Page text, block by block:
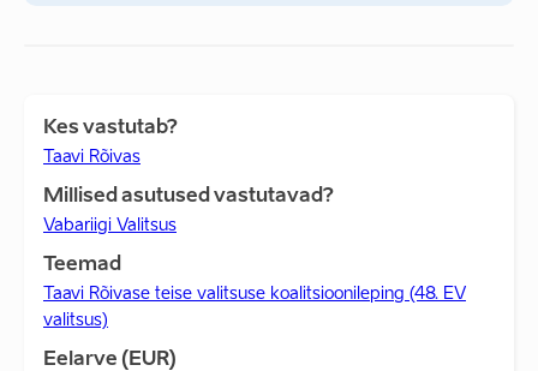
Kes vastutab?
Taavi Rõivas
Millised asutused vastutavad?
Vabariigi Valitsus
Teemad
Taavi Rõivase teise valitsuse koalitsioonileping (48. EV
valitsus)
Eelarve (EUR)